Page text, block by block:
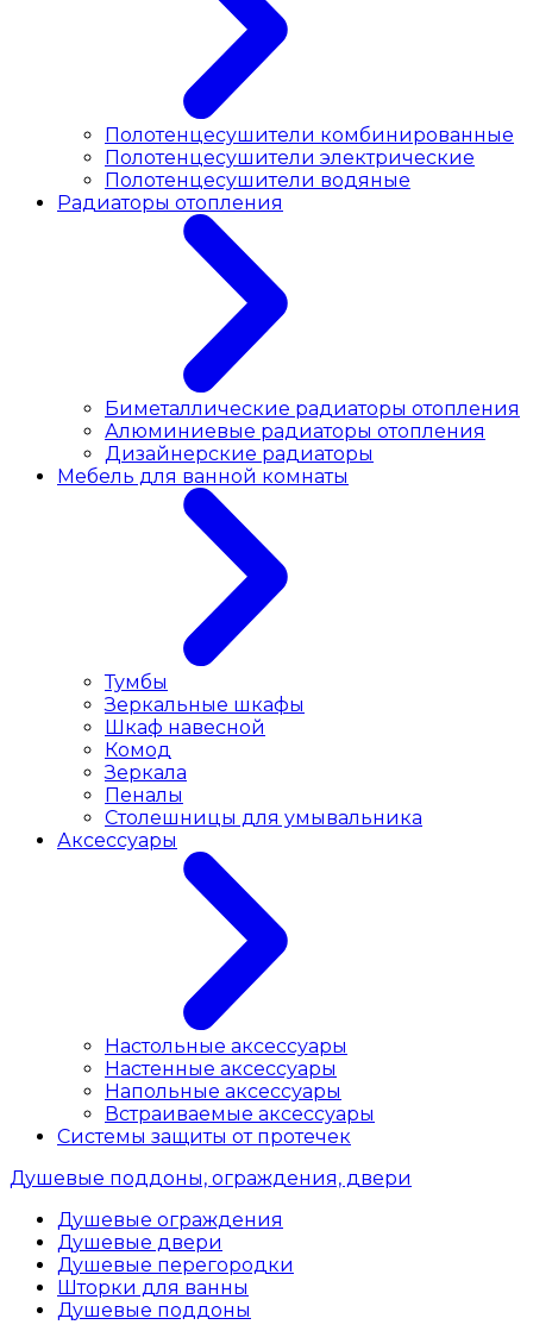
Полотенцесушители комбинированные
Полотенцесушители электрические
Полотенцесушители водяные
Радиаторы отопления
Биметаллические радиаторы отопления
Алюминиевые радиаторы отопления
Дизайнерские радиаторы
Мебель для ванной комнаты
Тумбы
Зеркальные шкафы
Шкаф навесной
Комод
Зеркала
Пеналы
Столешницы для умывальника
Аксессуары
Настольные аксессуары
Настенные аксессуары
Напольные аксессуары
Встраиваемые аксессуары
Системы защиты от протечек
Душевые поддоны, ограждения, двери
Душевые ограждения
Душевые двери
Душевые перегородки
Шторки для ванны
Душевые поддоны